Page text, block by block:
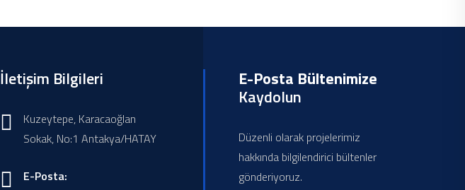
İletişim Bilgileri
Kuzeytepe, Karacaoğlan
Sokak, No:1 Antakya/HATAY
E-Posta:
E-Posta Bültenimize
Kaydolun
Düzenli olarak projelerimiz
hakkında bilgilendirici bültenler
gönderiyoruz.